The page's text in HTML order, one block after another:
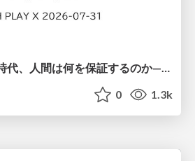
AIがコードを書く時代、人間は何を保証するのか———馬場さんと考える、開発者に求められる新しい責任と価値 - TECH PLAY
0 1.3k